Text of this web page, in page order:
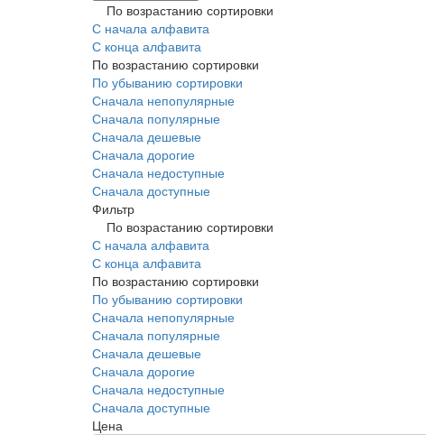
По возрастанию сортировки
С начала алфавита
С конца алфавита
По возрастанию сортировки
По убыванию сортировки
Сначала непопулярные
Сначала популярные
Сначала дешевые
Сначала дорогие
Сначала недоступные
Сначала доступные
Фильтр
По возрастанию сортировки
С начала алфавита
С конца алфавита
По возрастанию сортировки
По убыванию сортировки
Сначала непопулярные
Сначала популярные
Сначала дешевые
Сначала дорогие
Сначала недоступные
Сначала доступные
Цена